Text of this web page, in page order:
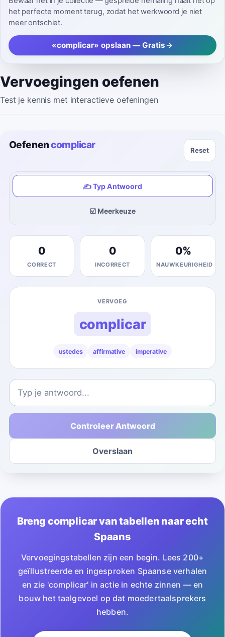
het perfecte moment terug, zodat het werkwoord je niet
meer ontschiet.
«complicar» opslaan — Gratis
Vervoegingen oefenen
Test je kennis met interactieve oefeningen
Oefenencomplicar Reset
✍️ Typ Antwoord
☑️ Meerkeuze
0
CORRECT
0
INCORRECT
0%
NAUWKEURIGHEID
VERVOEG
complicar
ustedes affirmative imperative
Controleer Antwoord
Overslaan
Breng complicar van tabellen naar echt
Spaans
Vervoegingstabellen zijn een begin. Lees 200+
geïllustreerde en ingesproken Spaanse verhalen
en zie 'complicar' in actie in echte zinnen — en
bouw het taalgevoel op dat moedertaalsprekers
hebben.